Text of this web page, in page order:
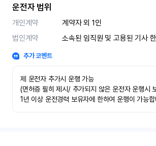
운전자 범위
개인계약
계약자 외 1인
법인계약
소속된 임직원 및 고용된 기사
추가 코멘트
제 운전자 추가시 운행 가능
(면허증 필히 제시/ 추가되지 않은 운전자 운행시
1년 이상 운전경력 보유자에 한하여 운행이 가능합